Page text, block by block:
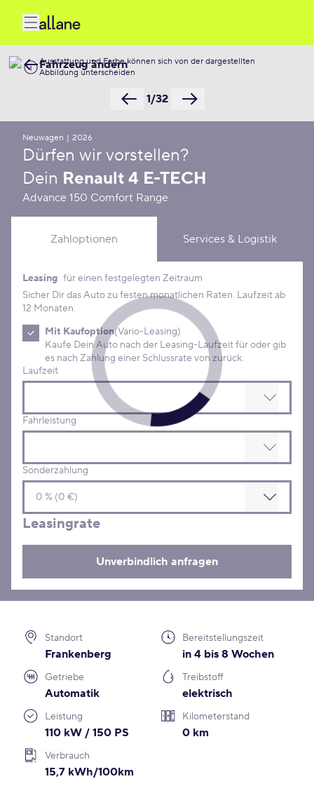
Ausstattung und Farbe können sich von der dargestellten
Abbildung unterscheiden
1/32
Fahrzeug ändern
Neuwagen | 2026
Dürfen wir vorstellen?
Dein Renault 4 E-TECH
Advance 150 Comfort Range
Zahloptionen Services & Logistik
Leasing Konditionen
Leasing für einen festgelegten Zeitraum
Sicher Dir das Auto zu festen monatlichen Raten. Laufzeit ab
12 Monaten.
Mit Kaufoption(Vario-Leasing)
Kaufe Dein Auto nach der Leasing-Laufzeit für oder gib
es nach Zahlung einer Schlussrate von zurück.
Laufzeit
Fahrleistung
Sonderzahlung
Leasingrate
Unverbindlich anfragen
Standort
Frankenberg
Bereitstellungszeit
in 4 bis 8 Wochen
Getriebe
Automatik
Treibstoff
elektrisch
Leistung
110 kW / 150 PS
Kilometerstand
0 km
Verbrauch
15,7 kWh/100km